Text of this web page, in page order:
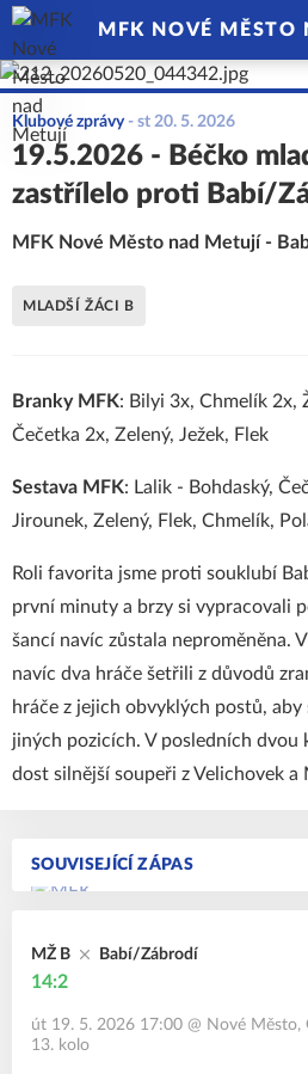
MFK NOVÉ MĚSTO
SOUVISEJÍCÍ ZÁPAS
MŽ B Babí/Zábrodí
14:2
út 19. 5. 2026 17:00 @ Nové Město,
13. kolo
Klubové zprávy - st 20. 5. 2026
19.5.2026 - Béčko
zastřílelo proti Babí/
MFK Nové Město nad Metují -
MLADŠÍ ŽÁCI B
Branky MFK: Bilyi 3x, Chmelík 2x,
Čečetka 2x, Zelený, Ježek, Flek
Sestava MFK: Lalik - Bohdaský,
Jirounek, Zelený, Flek, Chmelík,
Roli favorita jsme proti souklubí
první minuty a brzy si vypracovali
šancí navíc zůstala neproměněna.
navíc dva hráče šetřili z důvodů
hráče z jejich obvyklých postů, aby
jiných pozicích. V posledních dvou
dost silnější soupeři z Velichovek a